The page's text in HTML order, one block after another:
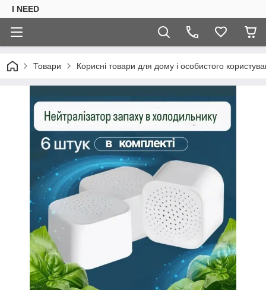
I NEED
Товари Корисні товари для дому і особистого